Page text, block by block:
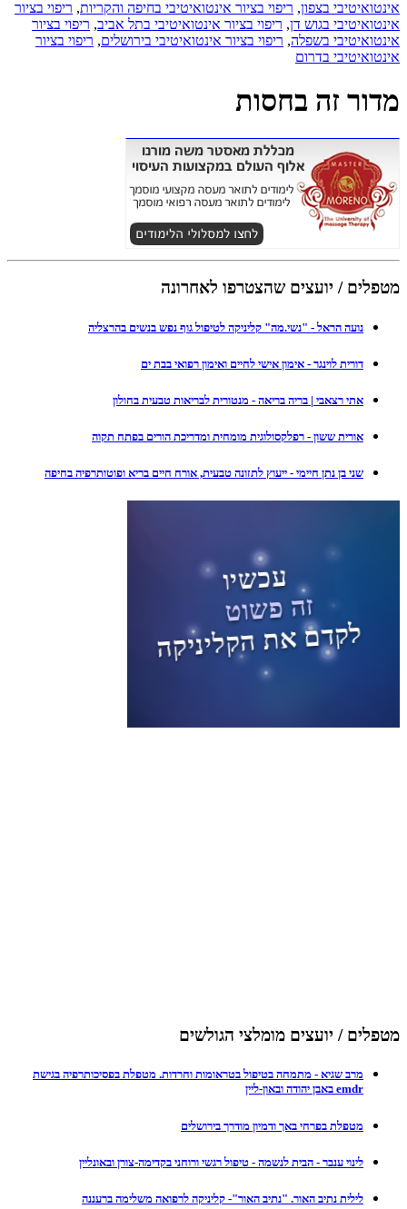
אינטואיטיבי בצפון, ריפוי בציור אינטואיטיבי בחיפה והקריות, ריפוי בציור
אינטואיטיבי בגוש דן, ריפוי בציור אינטואיטיבי בתל אביב, ריפוי בציור
אינטואיטיבי בשפלה, ריפוי בציור אינטואיטיבי בירושלים, ריפוי בציור
אינטואיטיבי בדרום
מדור זה בחסות
מטפלים / יועצים שהצטרפו לאחרונה
נועה הראל - "נשי.מה" קליניקה לטיפול גוף נפש בנשים בהרצליה
דורית לוינגר - אימון אישי לחיים ואימון רפואי בבת ים
אתי רצאבי | בריה בריאה - מנטורית לבריאות טבעית בחולון
אורית ששון - רפלקסולוגית מומחית ומדריכת הורים בפתח תקוה
שני בן נתן חיימי - ייעוץ לתזונה טבעית, אורח חיים בריא ופוטותרפיה בחיפה
מטפלים / יועצים מומלצי הגולשים
מרב שגיא - מתמחה בטיפול בטראומות וחרדות. מטפלת בפסיכותרפיה בגישת
emdr באבן יהודה ובאון-ליין
מטפלת בפרחי באך ודמיון מודרך בירושלים
לינוי ענבר - הבית לנשמה - טיפול רגשי ורוחני בקדימה-צורן ובאונליין
לילית נתיב האור. "נתיב האור"- קליניקה לרפואה משלימה ברעננה